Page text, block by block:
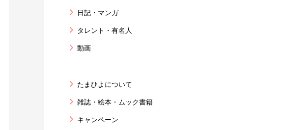
日記・マンガ
タレント・有名人
動画
たまひよについて
雑誌・絵本・ムック書籍
キャンペーン